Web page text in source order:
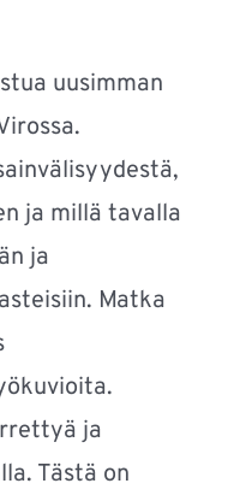
uusimman
ja millä tavalla
ja
Matka
ja
Tästä on